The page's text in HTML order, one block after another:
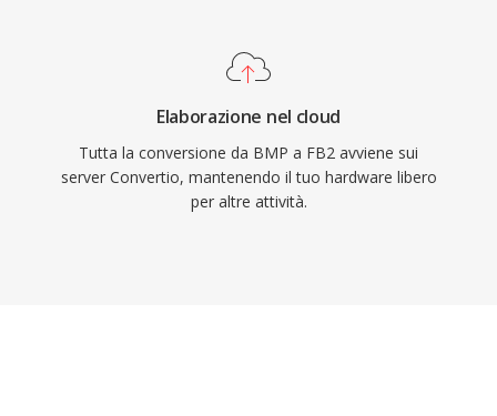
Elaborazione nel cloud
Tutta la conversione da BMP a FB2 avviene sui
server Convertio, mantenendo il tuo hardware libero
per altre attività.